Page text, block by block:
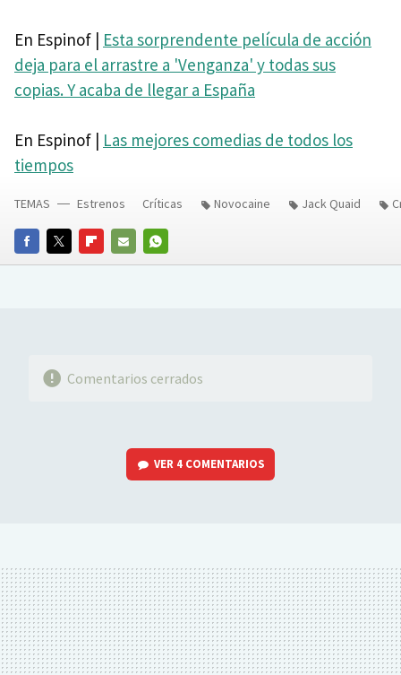
En Espinof | Esta sorprendente película de acción
deja para el arrastre a 'Venganza' y todas sus
copias. Y acaba de llegar a España
En Espinof | Las mejores comedias de todos los
tiempos
FACEBOOKTWITTERFLIPBOARD
E-
WHATSAPP
TEMAS Estrenos Críticas Novocaine Jack Quaid
Comentarios cerrados
VER 4 COMENTARIOS